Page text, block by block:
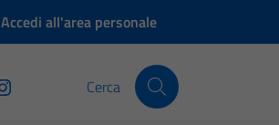
Accedi all'area personale
Cerca